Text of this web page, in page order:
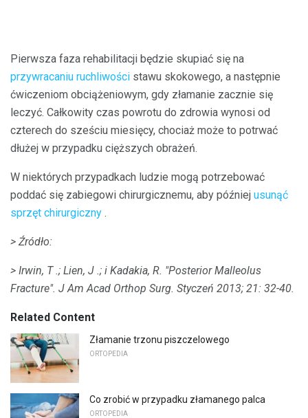
Pierwsza faza rehabilitacji będzie skupiać się na
przywracaniu ruchliwości stawu skokowego, a następnie
ćwiczeniom obciążeniowym, gdy złamanie zacznie się
leczyć. Całkowity czas powrotu do zdrowia wynosi od
czterech do sześciu miesięcy, chociaż może to potrwać
dłużej w przypadku cięższych obrażeń.
W niektórych przypadkach ludzie mogą potrzebować
poddać się zabiegowi chirurgicznemu, aby później usunąć
sprzęt chirurgiczny .
> Źródło:
> Irwin, T .; Lien, J .; i Kadakia, R. "Posterior Malleolus
Fracture". J Am Acad Orthop Surg. Styczeń 2013; 21: 32-40.
Related Content
Złamanie trzonu piszczelowego
ORTOPEDIA
Co zrobić w przypadku złamanego palca
ORTOPEDIA